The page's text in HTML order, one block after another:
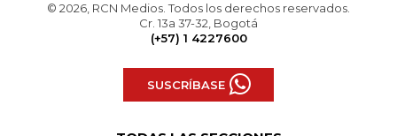
© 2026, RCN Medios. Todos los derechos reservados.
Cr. 13a 37-32, Bogotá
(+57) 1 4227600
SUSCRÍBASE